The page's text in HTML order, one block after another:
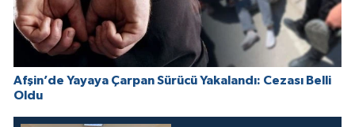
Afşin’de Yayaya Çarpan Sürücü Yakalandı: Cezası Belli
Oldu